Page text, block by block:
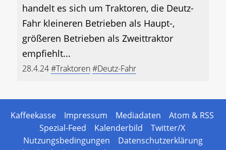
handelt es sich um Traktoren, die Deutz-
Fahr kleineren Betrieben als Haupt-,
größeren Betrieben als Zweittraktor
empfiehlt...
28.4.24#Traktoren#Deutz-Fahr
Kaffeekasse Impressum Mediadaten
Atom & RSS
Spezial-Feed
Kalenderbild
Twitter/X
Nutzungsbedingungen
Datenschutzerklärung